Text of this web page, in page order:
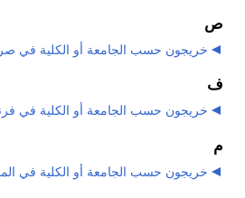
ص
خريجون حسب الجامعة أو الكلية في
ف
خريجون حسب الجامعة أو الكلية في
م
خريجون حسب الجامعة أو الكلية في